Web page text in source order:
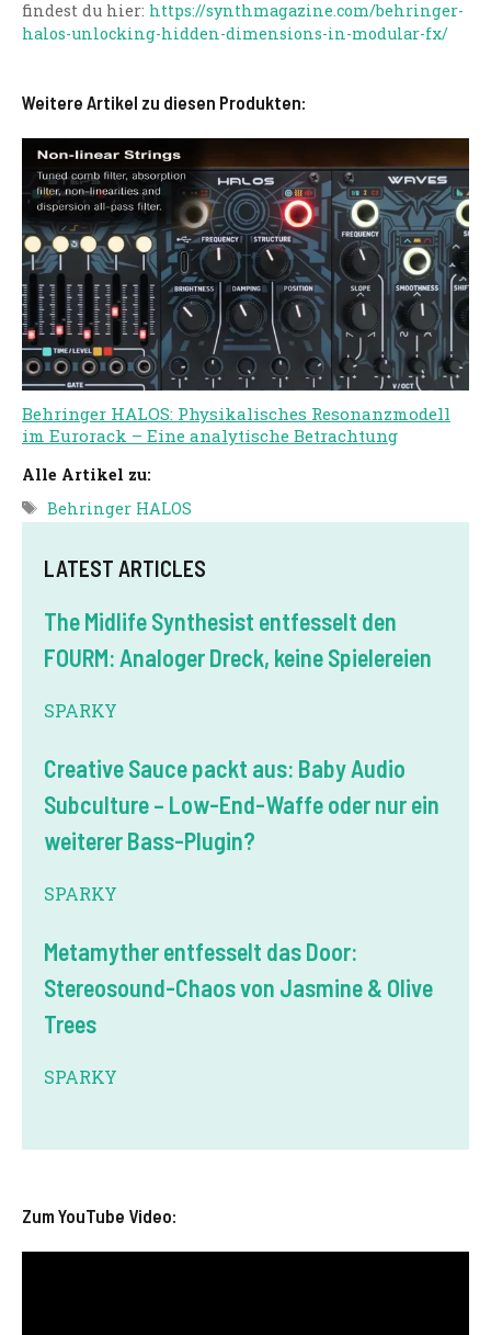
findest du hier: https://synthmagazine.com/behringer-
halos-unlocking-hidden-dimensions-in-modular-fx/
Weitere Artikel zu diesen Produkten:
Behringer HALOS: Physikalisches Resonanzmodell
im Eurorack – Eine analytische Betrachtung
Alle Artikel zu:
Tags
Behringer HALOS
LATEST ARTICLES
The Midlife Synthesist entfesselt den
FOURM: Analoger Dreck, keine Spielereien
SPARKY
Creative Sauce packt aus: Baby Audio
Subculture – Low-End-Waffe oder nur ein
weiterer Bass-Plugin?
SPARKY
Metamyther entfesselt das Door:
Stereosound-Chaos von Jasmine & Olive
Trees
SPARKY
Zum YouTube Video: